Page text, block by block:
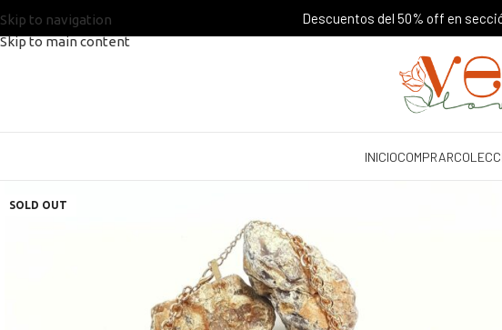
Skip to navigation
Skip to main content
Descuentos del 50% off en
INICIOCOMPRAR
SOLD OUT